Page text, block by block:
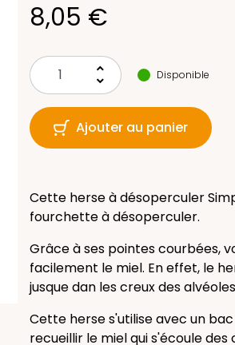
8,05 €
keyboard_arrow_up
keyboard_arrow_down
Disponible
Ajouter au panier
Cette herse à désoperculer
fourchette à désoperculer.
Grâce à ses pointes courbées,
facilement le miel. En effet, le
jusque dan les creux des
Cette herse s'utilise avec un
recueillir le miel qui s'écoule